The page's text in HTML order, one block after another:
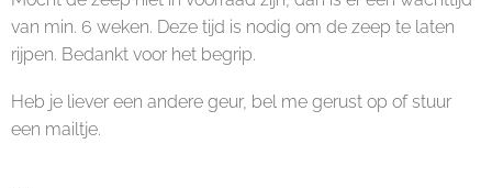
van min. 6 weken. Deze tijd is nodig om de zeep te laten
rijpen. Bedankt voor het begrip.
Heb je liever een andere geur, bel me gerust op of stuur
een mailtje.